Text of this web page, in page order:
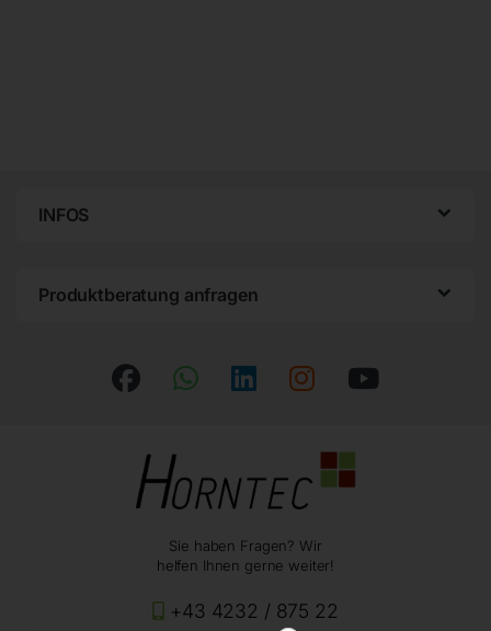
INFOS
Produktberatung anfragen
Sie haben Fragen? Wir
helfen Ihnen gerne weiter!
+43 4232 / 875 22